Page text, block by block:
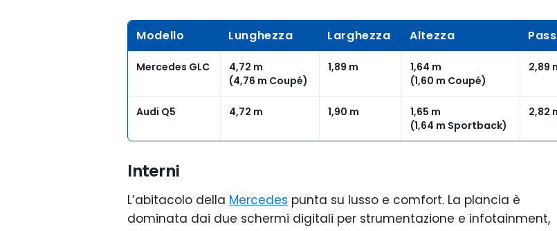
Modello Lunghezza Larghezza Altezza
Mercedes GLC
4,72 m
(4,76 m Coupé)
1,89 m
1,64 m
(1,60 m Coupé)
2,89
Audi Q5 4,72 m 1,90 m
1,65 m
(1,64 m Sportback)
2,82
Interni
L’abitacolo della Mercedes punta su lusso e comfort. La plancia è
dominata dai due schermi digitali per strumentazione e infotainment,